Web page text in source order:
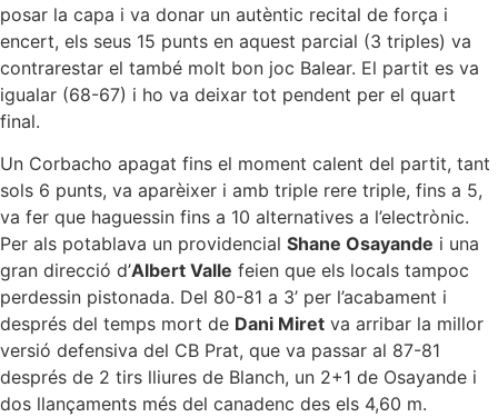
posar la capa i va donar un autèntic recital de força i
encert, els seus 15 punts en aquest parcial (3 triples) va
contrarestar el també molt bon joc Balear. El partit es va
igualar (68-67) i ho va deixar tot pendent per el quart
final.
Un Corbacho apagat fins el moment calent del partit, tant
sols 6 punts, va aparèixer i amb triple rere triple, fins a 5,
va fer que haguessin fins a 10 alternatives a l’electrònic.
Per als potablava un providencial Shane Osayande i una
gran direcció d’Albert Valle feien que els locals tampoc
perdessin pistonada. Del 80-81 a 3’ per l’acabament i
després del temps mort de Dani Miret va arribar la millor
versió defensiva del CB Prat, que va passar al 87-81
després de 2 tirs lliures de Blanch, un 2+1 de Osayande i
dos llançaments més del canadenc des els 4,60 m.